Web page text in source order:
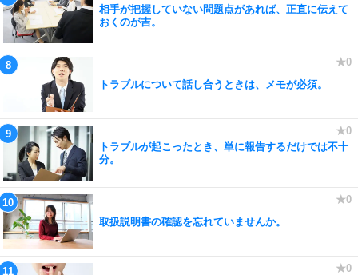
相手が把握していない問題点があれば、正直に伝えて
おくのが吉。
トラブルについて話し合うときは、メモが必須。
トラブルが起こったとき、単に報告するだけでは不十
分。
取扱説明書の確認を忘れていませんか。